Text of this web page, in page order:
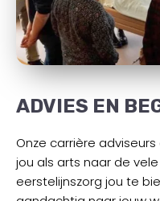
ADVIES EN
Onze carrière
jou als arts naar de
eerstelijnszorg jou te